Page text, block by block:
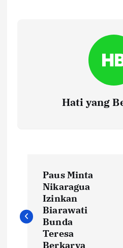
Hati yang
s
t
Paus Minta
Nikaragua
Izinkan
Biarawati
Bunda
Teresa
Berkarya